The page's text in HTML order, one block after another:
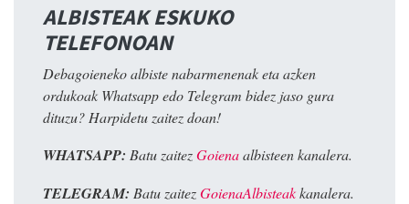
ALBISTEAK ESKUKO
TELEFONOAN
Debagoieneko albiste nabarmenenak eta azken
ordukoak Whatsapp edo Telegram bidez jaso gura
dituzu? Harpidetu zaitez doan!
WHATSAPP: Batu zaitezGoienaalbisteen kanalera.
TELEGRAM: Batu zaitezGoienaAlbisteakkanalera.